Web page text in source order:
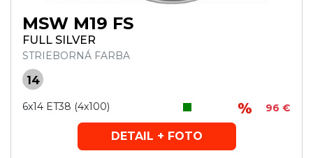
MSW M19 FS
FULL SILVER
STRIEBORNÁ FARBA
14
6x14 ET38 (4x100) 96 €
DETAIL + FOTO